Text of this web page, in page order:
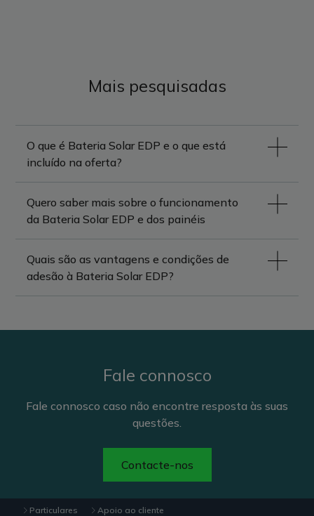
Mais pesquisadas
O que é Bateria Solar EDP e o que está
incluído na oferta?
Quero saber mais sobre o funcionamento
da Bateria Solar EDP e dos painéis
Quais são as vantagens e condições de
adesão à Bateria Solar EDP?
Fale connosco
Fale connosco caso não encontre resposta às suas
questões.
Contacte-nos
Particulares
Apoio ao cliente